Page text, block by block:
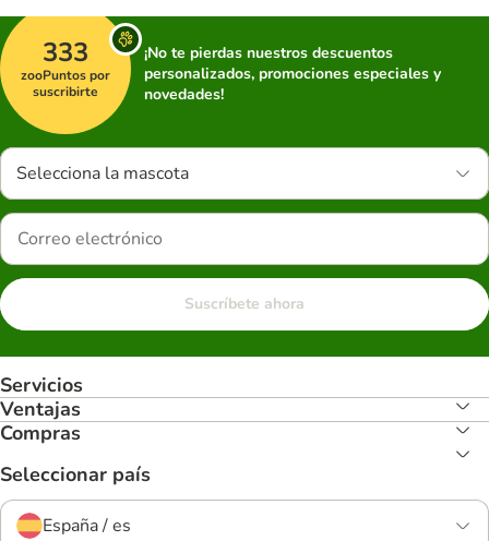
333
zooPuntos por
suscribirte
¡No te pierdas nuestros descuentos
personalizados, promociones especiales y
novedades!
Selecciona la mascota
Suscríbete ahora
Servicios
Ventajas
Compras
Seleccionar país
España / es